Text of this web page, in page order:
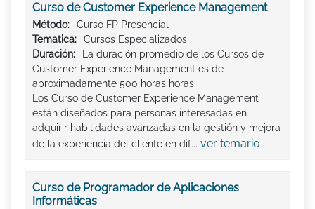
Curso de Customer Experience Management
Método:
Curso FP Presencial
Tematica:
Cursos Especializados
Duración:
La duración promedio de los Cursos de
Customer Experience Management es de
aproximadamente 500 horas horas
Los Curso de Customer Experience Management
están diseñados para personas interesadas en
adquirir habilidades avanzadas en la gestión y mejora
de la experiencia del cliente en dif... ver temario
Curso de Programador de Aplicaciones
Informáticas